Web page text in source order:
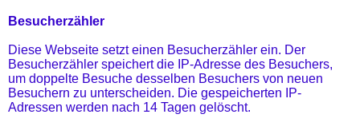
Besucherzähler
Diese Webseite setzt einen Besucherzähler ein. Der
Besucherzähler speichert die IP-Adresse des Besuchers,
um doppelte Besuche desselben Besuchers von neuen
Besuchern zu unterscheiden. Die gespeicherten IP-
Adressen werden nach 14 Tagen gelöscht.